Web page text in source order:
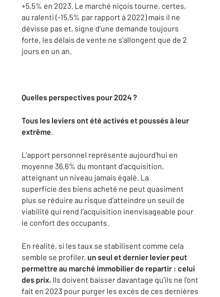
+5,5% en 2023. Le marché niçois tourne, certes,
au ralenti (-15,5% par rapport à 2022) mais il ne
dévisse pas et, signe d’une demande toujours
forte, les délais de vente ne s’allongent que de 2
jours en un an.
Quelles perspectives pour 2024 ?
Tous les leviers ont été activés et poussés à leur
extrême. ​
L’apport personnel représente aujourd’hui en
moyenne 36,6% du montant d’acquisition,
atteignant un niveau jamais égalé. La
superficie des biens acheté ne peut quasiment
plus se réduire au risque d’atteindre un seuil de
viabilité qui rend l’acquisition inenvisageable pour
le confort des occupants.
En réalité, si les taux se stabilisent comme cela
semble se profiler, un seul et dernier levier peut
permettre au marché immobilier de repartir : celui
des prix. Ils doivent baisser davantage qu’ils ne l’ont
fait en 2023 pour purger les excès de ces dernières